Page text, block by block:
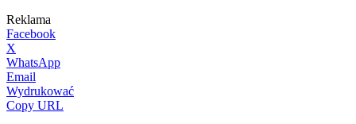
Reklama
Facebook
X
WhatsApp
Email
Wydrukować
Copy URL